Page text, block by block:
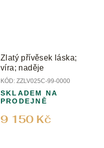
Zlatý přívěsek láska;
víra; naděje
KÓD: ZZLV025C-99-0000
9 150 Kč
SKLADEM NA
PRODEJNĚ